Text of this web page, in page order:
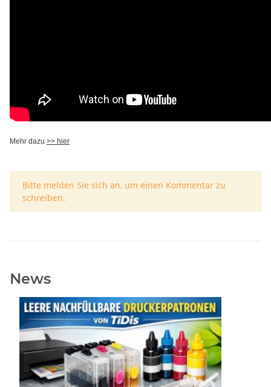
Mehr dazu >> hier
x
Bitte melden Sie sich an, um einen Kommentar zu
schreiben.
News